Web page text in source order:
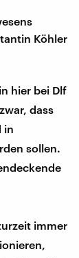
Köhler
hier bei Dlf
dass
in
sollen.
immer